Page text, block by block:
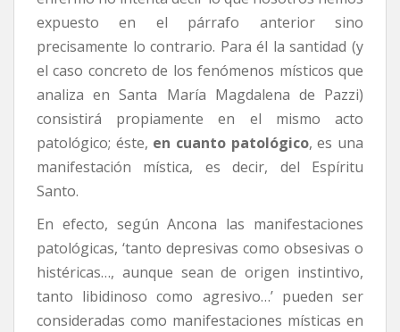
expuesto en el párrafo anterior sino
precisamente lo contrario. Para él la santidad (y
el caso concreto de los fenómenos místicos que
analiza en Santa María Magdalena de Pazzi)
consistirá propiamente en el mismo acto
patológico; éste, en cuanto patológico, es una
manifestación mística, es decir, del Espíritu
Santo.
En efecto, según Ancona las manifestaciones
patológicas, ‘tanto depresivas como obsesivas o
histéricas…, aunque sean de origen instintivo,
tanto libidinoso como agresivo…’ pueden ser
consideradas como manifestaciones místicas en